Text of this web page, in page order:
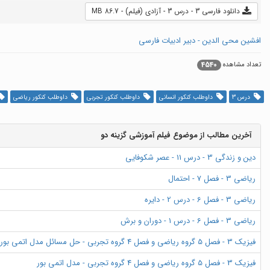
دانلود فارسی 3 - درس 3 - آزادی (فیلم) - 86.7 MB
افشین محی الدین - دبیر ادبیات فارسی
تعداد مشاهده 4540
درس 3 داوطلب کنکور انسانی داوطلب کنکور تجربی داوطلب کنکور ریاضی
آخرین مطالب از موضوع فیلم آموزشی گزینه دو
دین و زندگی 3 - درس 11 - عصر شکوفایی
ریاضی 3 - فصل 7 - احتمال
ریاضی 3 - فصل 6 - درس 2 - دایره
ریاضی 3 - فصل 6 - درس 1 - دوران و برش
فیزیک 3 - فصل 5 گروه ریاضی و فصل 4 گروه تجربی - حل مسائل مدل اتمی بور
فیزیک 3 - فصل 5 گروه ریاضی و فصل 4 گروه تجربی - مدل اتمی بور